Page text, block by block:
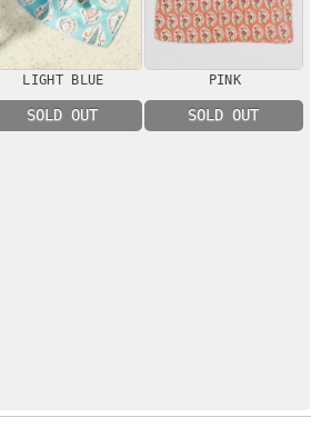
LIGHT BLUE
SOLD OUT
PINK
SOLD OUT